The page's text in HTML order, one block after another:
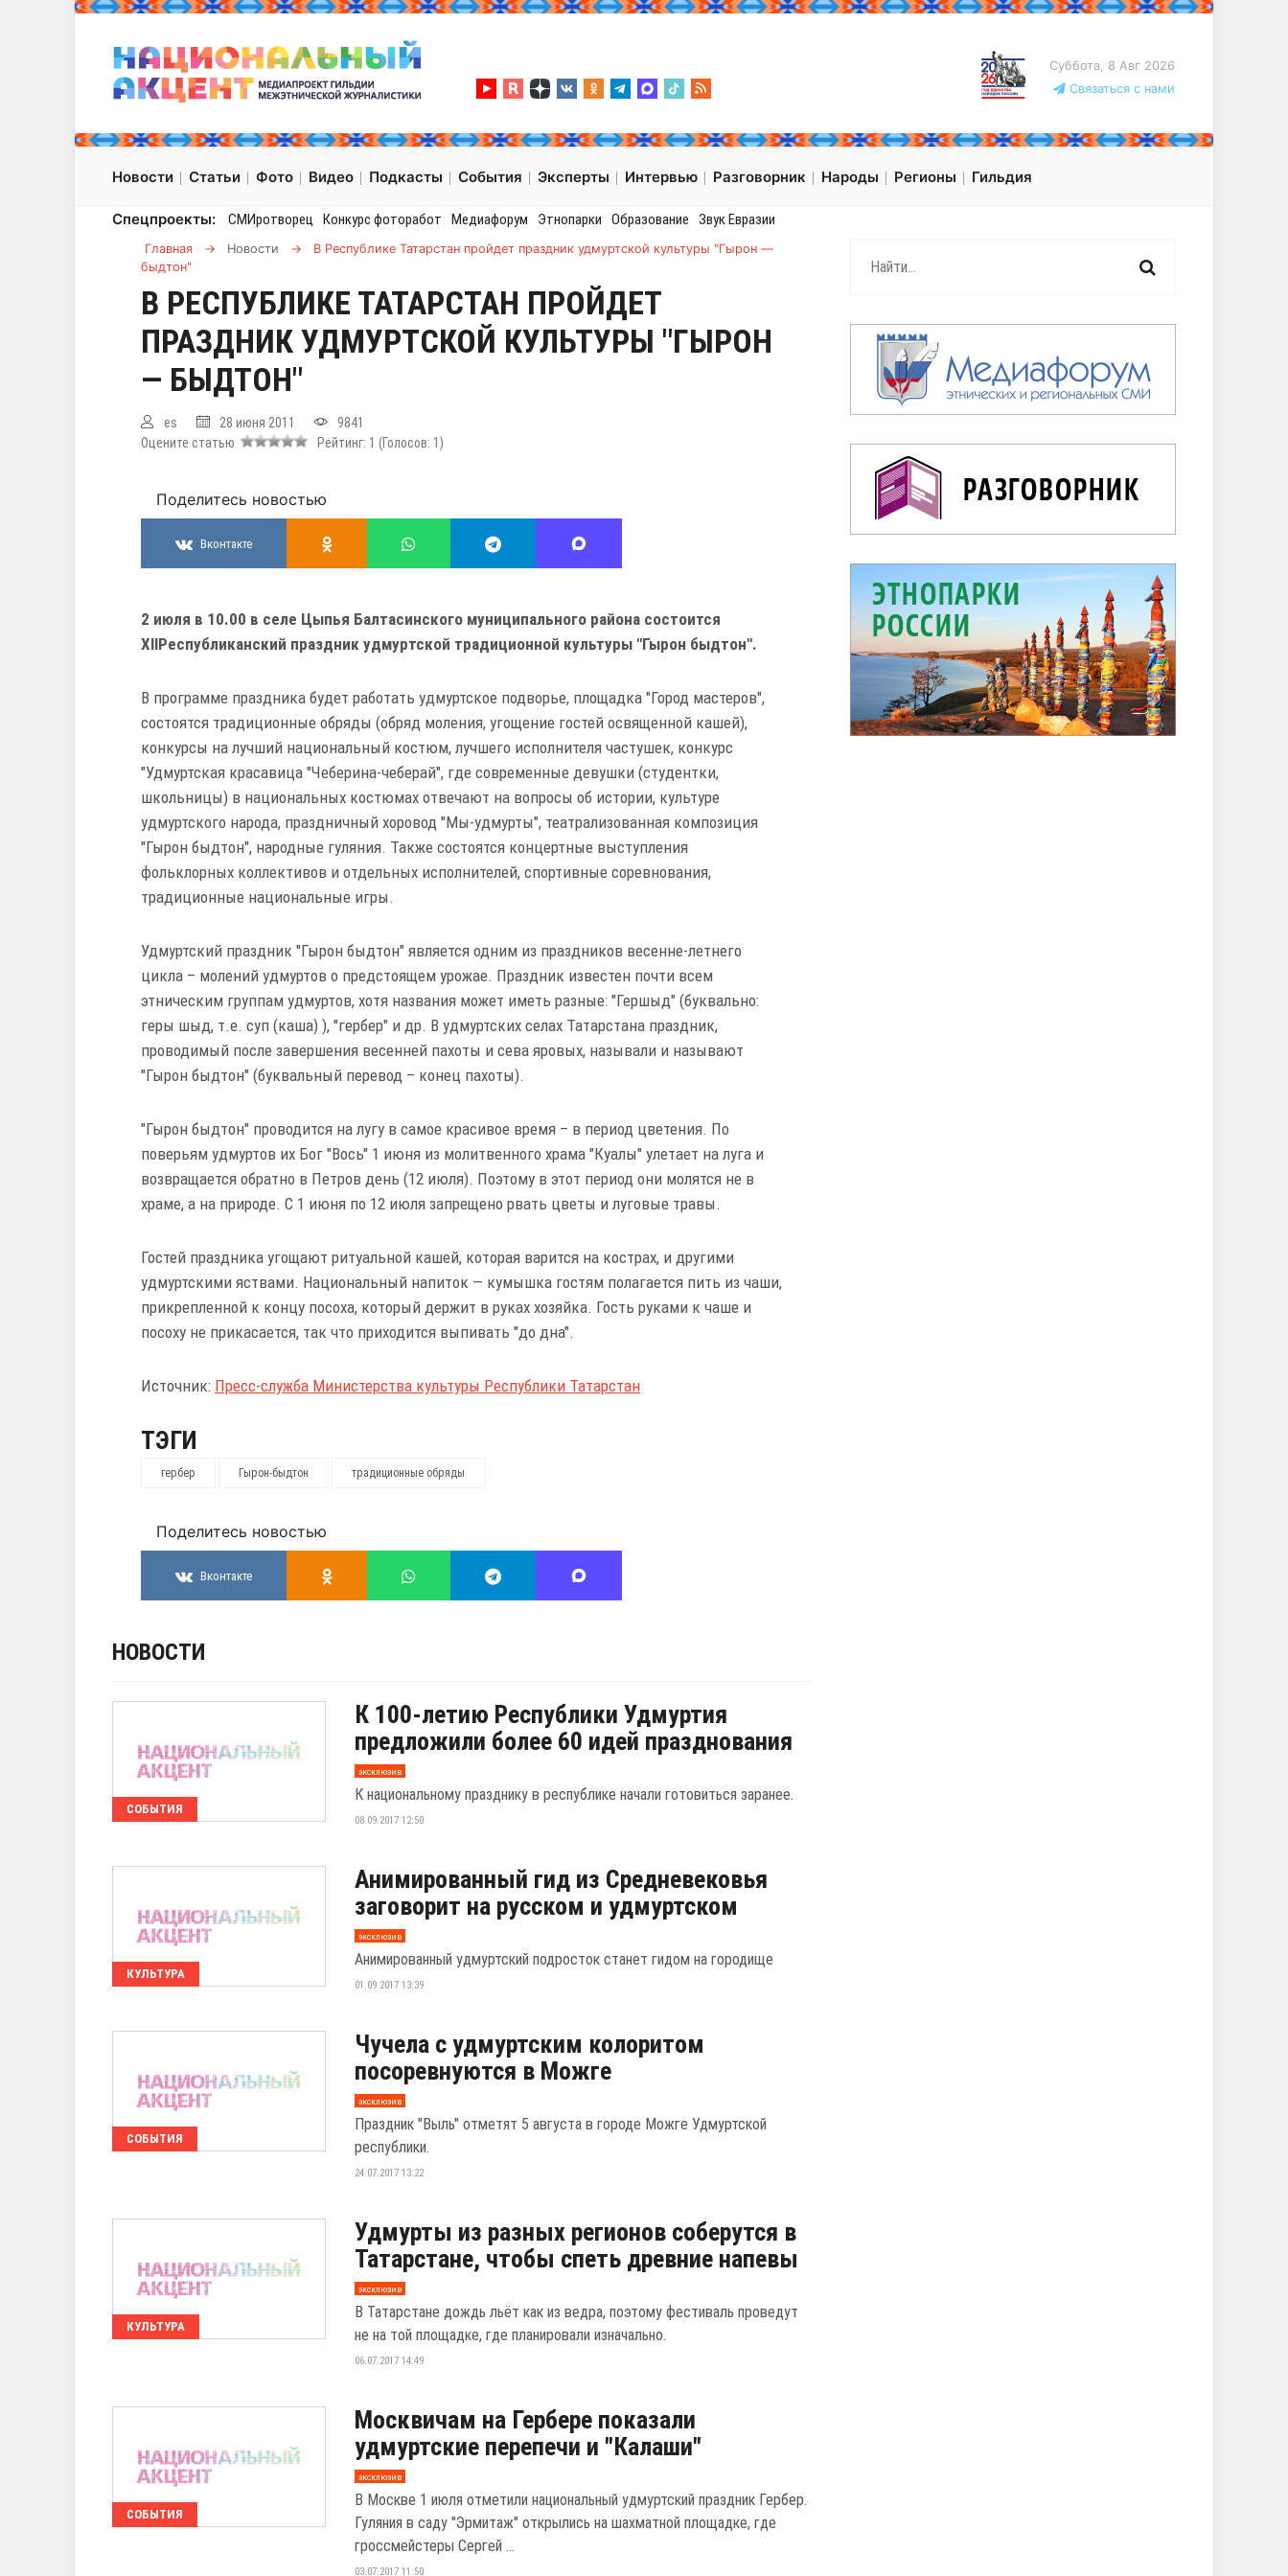
Суббота, 8 Авг 2026
Связаться с нами
Новости Статьи Фото Видео Подкасты События Эксперты Интервью Разговорник Народы Регионы Гильдия
Спецпроекты: СМИротворец Конкурс фоторабот Медиафорум Этнопарки Образование Звук Евразии
Главная → Новости →
В Республике Татарстан пройдет праздник удмуртской культуры "Гырон —
быдтон"
В РЕСПУБЛИКЕ ТАТАРСТАН ПРОЙДЕТ
ПРАЗДНИК УДМУРТСКОЙ КУЛЬТУРЫ "ГЫРОН
— БЫДТОН"
es 28 июня 2011
9841
Оцените статью
Рейтинг: 1 (Голосов: 1 )
Поделитесь новостью
Вконтакте
2 июля в 10.00 в селе Цыпья Балтасинского муниципального района состоится
XIIРеспубликанский праздник удмуртской традиционной культуры "Гырон быдтон".
В программе праздника будет работать удмуртское подворье, площадка "Город мастеров",
состоятся традиционные обряды (обряд моления, угощение гостей освященной кашей),
конкурсы на лучший национальный костюм, лучшего исполнителя частушек, конкурс
"Удмуртская красавица "Чеберина-чеберай", где современные девушки (студентки,
школьницы) в национальных костюмах отвечают на вопросы об истории, культуре
удмуртского народа, праздничный хоровод "Мы-удмурты", театрализованная композиция
"Гырон быдтон", народные гуляния. Также состоятся концертные выступления
фольклорных коллективов и отдельных исполнителей, спортивные соревнования,
традиционные национальные игры.
Удмуртский праздник "Гырон быдтон" является одним из праздников весенне-летнего
цикла – молений удмуртов о предстоящем урожае. Праздник известен почти всем
этническим группам удмуртов, хотя названия может иметь разные: "Гершыд" (буквально:
геры шыд, т.е. суп (каша) ), "гербер" и др. В удмуртских селах Татарстана праздник,
проводимый после завершения весенней пахоты и сева яровых, называли и называют
"Гырон быдтон" (буквальный перевод – конец пахоты).
"Гырон быдтон" проводится на лугу в самое красивое время – в период цветения. По
поверьям удмуртов их Бог "Вось" 1 июня из молитвенного храма "Куалы" улетает на луга и
возвращается обратно в Петров день (12 июля). Поэтому в этот период они молятся не в
храме, а на природе. С 1 июня по 12 июля запрещено рвать цветы и луговые травы.
Гостей праздника угощают ритуальной кашей, которая варится на кострах, и другими
удмуртскими яствами. Национальный напиток — кумышка гостям полагается пить из чаши,
прикрепленной к концу посоха, который держит в руках хозяйка. Гость руками к чаше и
посоху не прикасается, так что приходится выпивать "до дна".
Источник: Пресс-служба Министерства культуры Республики Татарстан
ТЭГИ
гербер Гырон-быдтон традиционные обряды
Поделитесь новостью
Вконтакте
НОВОСТИ
СОБЫТИЯ
К 100-летию Республики Удмуртия
предложили более 60 идей празднования
эксклюзив
К национальному празднику в республике начали готовиться заранее.
08.09.2017 12:50
КУЛЬТУРА
Анимированный гид из Средневековья
заговорит на русском и удмуртском
эксклюзив
Анимированный удмуртский подросток станет гидом на городище
01.09.2017 13:39
СОБЫТИЯ
Чучела с удмуртским колоритом
посоревнуются в Можге
эксклюзив
Праздник "Выль" отметят 5 августа в городе Можге Удмуртской
республики.
24.07.2017 13:22
КУЛЬТУРА
Удмурты из разных регионов соберутся в
Татарстане, чтобы спеть древние напевы
эксклюзив
В Татарстане дождь льёт как из ведра, поэтому фестиваль проведут
не на той площадке, где планировали изначально.
06.07.2017 14:49
СОБЫТИЯ
Москвичам на Гербере показали
удмуртские перепечи и "Калаши"
эксклюзив
В Москве 1 июля отметили национальный удмуртский праздник Гербер.
Гуляния в саду "Эрмитаж" открылись на шахматной площадке, где
гроссмейстеры Сергей ...
03.07.2017 11:50